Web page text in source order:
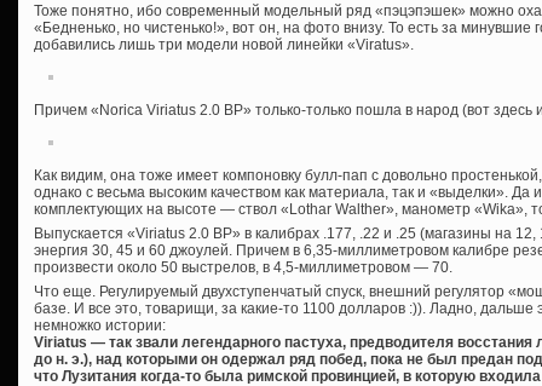
Тоже понятно, ибо современный модельный ряд «пэцэпэшек» можно
«Бедненько, но чистенько!», вот он, на фото внизу. То есть за
добавились лишь три модели новой линейки «Viratus».
Причем «Norica Viriatus 2.0 BP» только-только пошла в народ (вот
Как видим, она тоже имеет компоновку булл-пап с довольно
однако с весьма высоким качеством как материала, так и «выделки». Да
комплектующих на высоте — ствол «Lothar Walther», манометр «Wika»,
Выпускается «Viriatus 2.0 BP» в калибрах .177, .22 и .25 (магазины на 12,
энергия 30, 45 и 60 джоулей. Причем в 6,35-миллиметровом калибре
произвести около 50 выстрелов, в 4,5-миллиметровом — 70.
Что еще. Регулируемый двухступенчатый спуск, внешний регулятор
базе. И все это, товарищи, за какие-то 1100 долларов :)). Ладно, дальше
немножко истории:
Viriatus — так звали легендарного пастуха, предводителя восстания
до н. э.), над которыми он одержал ряд побед, пока не был предан
что Лузитания когда-то была римской провинцией, в которую